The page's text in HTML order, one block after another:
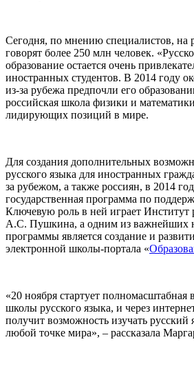
Сегодня, по мнению специалистов, на
говорят более 250 млн человек.
образование остается очень
иностранных студентов. В 2014 году
из-за рубежа предпочли его
российская школа физики и
лидирующих позиций в мире.
Для создания дополнительных
русского языка для иностранных
за рубежом, а также россиян, в 2014
государственная программа по
Ключевую роль в ней играет Институт
А.С. Пушкина, а одним из важнейших
программы является создание и
электронной школы-портала «
«20 ноября стартует полномасштабная
школы русского языка, и через
получит возможность изучать русский
любой точке мира», – рассказала